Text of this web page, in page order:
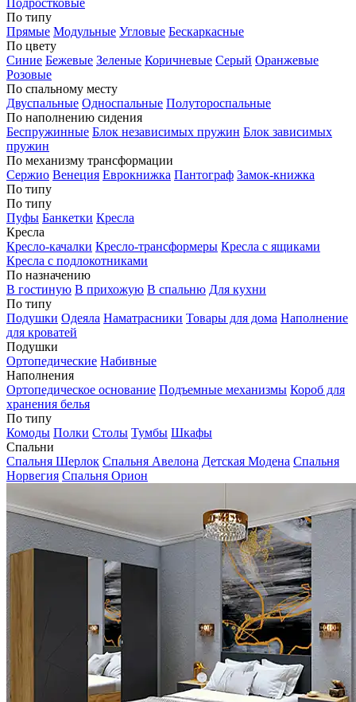
Подростковые
По типу
Прямые Модульные Угловые Бескаркасные
По цвету
Синие Бежевые Зеленые Коричневые Серый Оранжевые
Розовые
По спальному месту
Двуспальные Односпальные Полутороспальные
По наполнению сидения
Беспружинные Блок независимых пружин Блок зависимых
пружин
По механизму трансформации
Сержио Венеция Еврокнижка Пантограф Замок-книжка
По типу
По типу
Пуфы Банкетки Кресла
Кресла
Кресло-качалки Кресло-трансформеры Кресла с ящиками
Кресла с подлокотниками
По назначению
В гостиную В прихожую В спальню Для кухни
По типу
Подушки Одеяла Наматрасники Товары для дома Наполнение
для кроватей
Подушки
Ортопедические Набивные
Наполнения
Ортопедическое основание Подъемные механизмы Короб для
хранения белья
По типу
Комоды Полки Столы Тумбы Шкафы
Спальни
Спальня Шерлок Спальня Авелона Детская Модена Спальня
Норвегия Спальня Орион